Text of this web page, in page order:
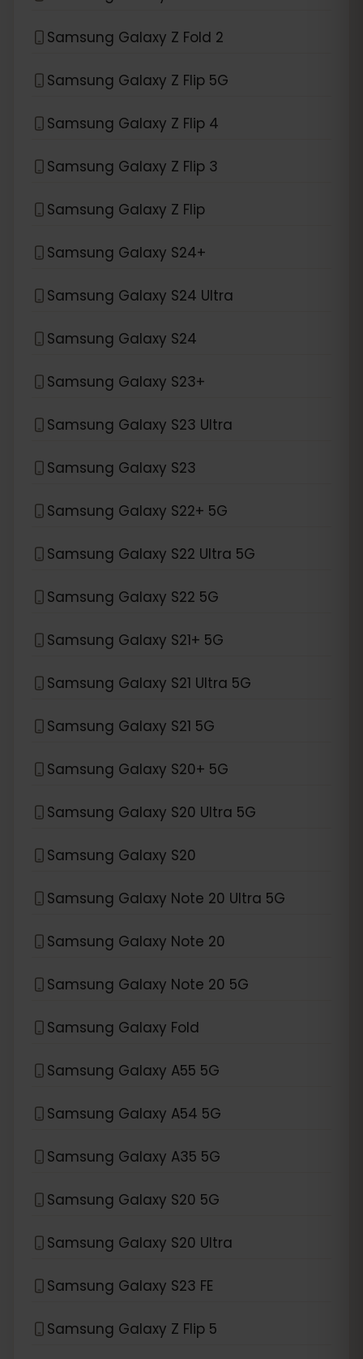
Samsung Galaxy Z Fold 2
Samsung Galaxy Z Flip 5G
Samsung Galaxy Z Flip 4
Samsung Galaxy Z Flip 3
Samsung Galaxy Z Flip
Samsung Galaxy S24+
Samsung Galaxy S24 Ultra
Samsung Galaxy S24
Samsung Galaxy S23+
Samsung Galaxy S23 Ultra
Samsung Galaxy S23
Samsung Galaxy S22+ 5G
Samsung Galaxy S22 Ultra 5G
Samsung Galaxy S22 5G
Samsung Galaxy S21+ 5G
Samsung Galaxy S21 Ultra 5G
Samsung Galaxy S21 5G
Samsung Galaxy S20+ 5G
Samsung Galaxy S20 Ultra 5G
Samsung Galaxy S20
Samsung Galaxy Note 20 Ultra 5G
Samsung Galaxy Note 20
Samsung Galaxy Note 20 5G
Samsung Galaxy Fold
Samsung Galaxy A55 5G
Samsung Galaxy A54 5G
Samsung Galaxy A35 5G
Samsung Galaxy S20 5G
Samsung Galaxy S20 Ultra
Samsung Galaxy S23 FE
Samsung Galaxy Z Flip 5